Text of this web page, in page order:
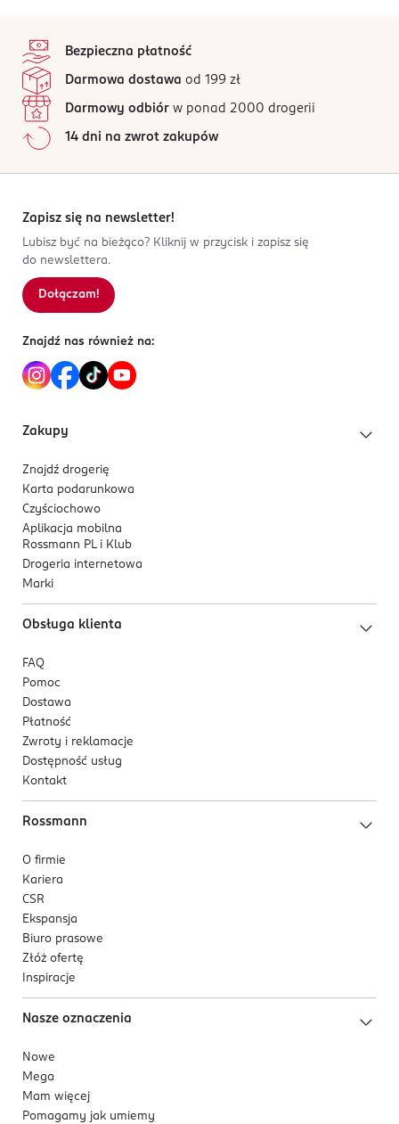
Nuty głowy:mandarynka, liczi, czarna porzeczka
Nuty serca:
Nuty bazy:
Paris
dpo.holding@lvmh.com
330144132222
FR-Francja
Kod EAN
Jak działają opinie?
Bezpieczna płatność
Darmowa dostawa od 199 zł
Darmowy odbiór w ponad 2000 drogerii
14 dni na zwrot zakupów
Zapisz się na newsletter!
Lubisz być na bieżąco? Kliknij w przycisk i zapisz się
do newslettera.
Dołączam!
Znajdź nas również na:
Zakupy
Znajdź drogerię
Karta podarunkowa
Czyściochowo
Aplikacja mobilna
Rossmann PL i Klub
Drogeria internetowa
Marki
Obsługa klienta
FAQ
Pomoc
Dostawa
Płatność
Zwroty i reklamacje
Dostępność usług
Kontakt
Rossmann
O firmie
Kariera
CSR
Ekspansja
Biuro prasowe
Złóż ofertę
Inspiracje
Nasze oznaczenia
Nowe
Mega
Mam więcej
Pomagamy jak umiemy